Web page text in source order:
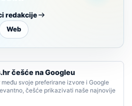
redakcije
Web
češće na Googleu
svoje preferirane izvore i Google
češće prikazivati naše najnovije